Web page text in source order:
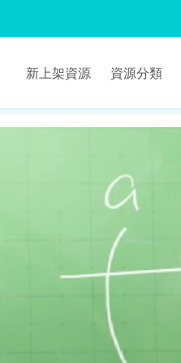
新上架資源 資源分類